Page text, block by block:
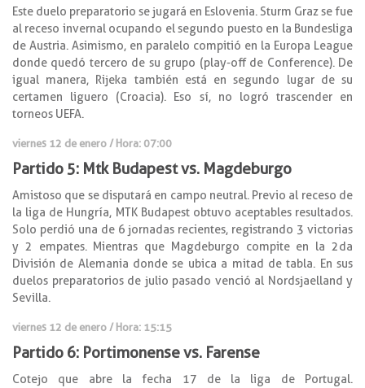
Este duelo preparatorio se jugará en Eslovenia. Sturm Graz se fue
al receso invernal ocupando el segundo puesto en la Bundesliga
de Austria. Asimismo, en paralelo compitió en la Europa League
donde quedó tercero de su grupo (play-off de Conference). De
igual manera, Rijeka también está en segundo lugar de su
certamen liguero (Croacia). Eso sí, no logró trascender en
torneos UEFA.
viernes 12 de enero / Hora: 07:00
Partido 5: Mtk Budapest vs. Magdeburgo
Amistoso que se disputará en campo neutral. Previo al receso de
la liga de Hungría, MTK Budapest obtuvo aceptables resultados.
Solo perdió una de 6 jornadas recientes, registrando 3 victorias
y 2 empates. Mientras que Magdeburgo compite en la 2da
División de Alemania donde se ubica a mitad de tabla. En sus
duelos preparatorios de julio pasado venció al Nordsjaelland y
Sevilla.
viernes 12 de enero / Hora: 15:15
Partido 6: Portimonense vs. Farense
Cotejo que abre la fecha 17 de la liga de Portugal.